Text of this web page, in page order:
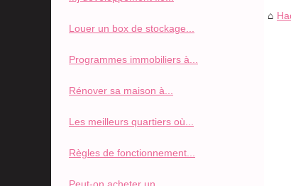
Louer un box de stockage...
Programmes immobiliers à...
Rénover sa maison à...
Les meilleurs quartiers où...
Règles de fonctionnement...